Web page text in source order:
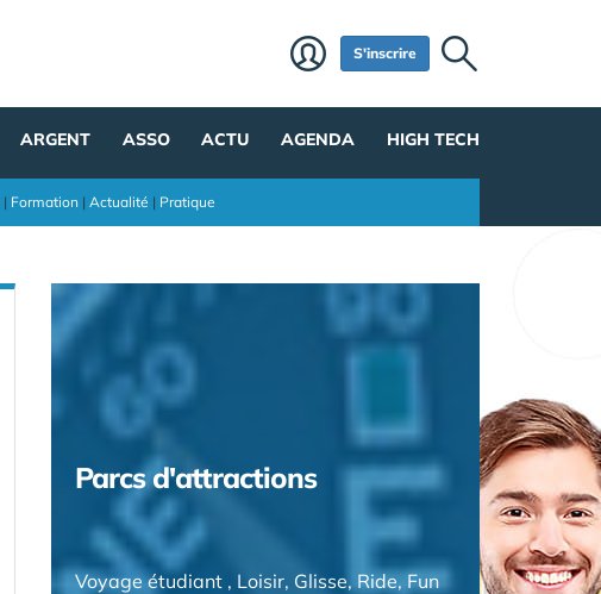
S'inscrire
ARGENT ASSO ACTU AGENDA HIGH TECH
| Formation | Actualité | Pratique
Parcs d'attractions
Voyage étudiant , Loisir, Glisse, Ride, Fun